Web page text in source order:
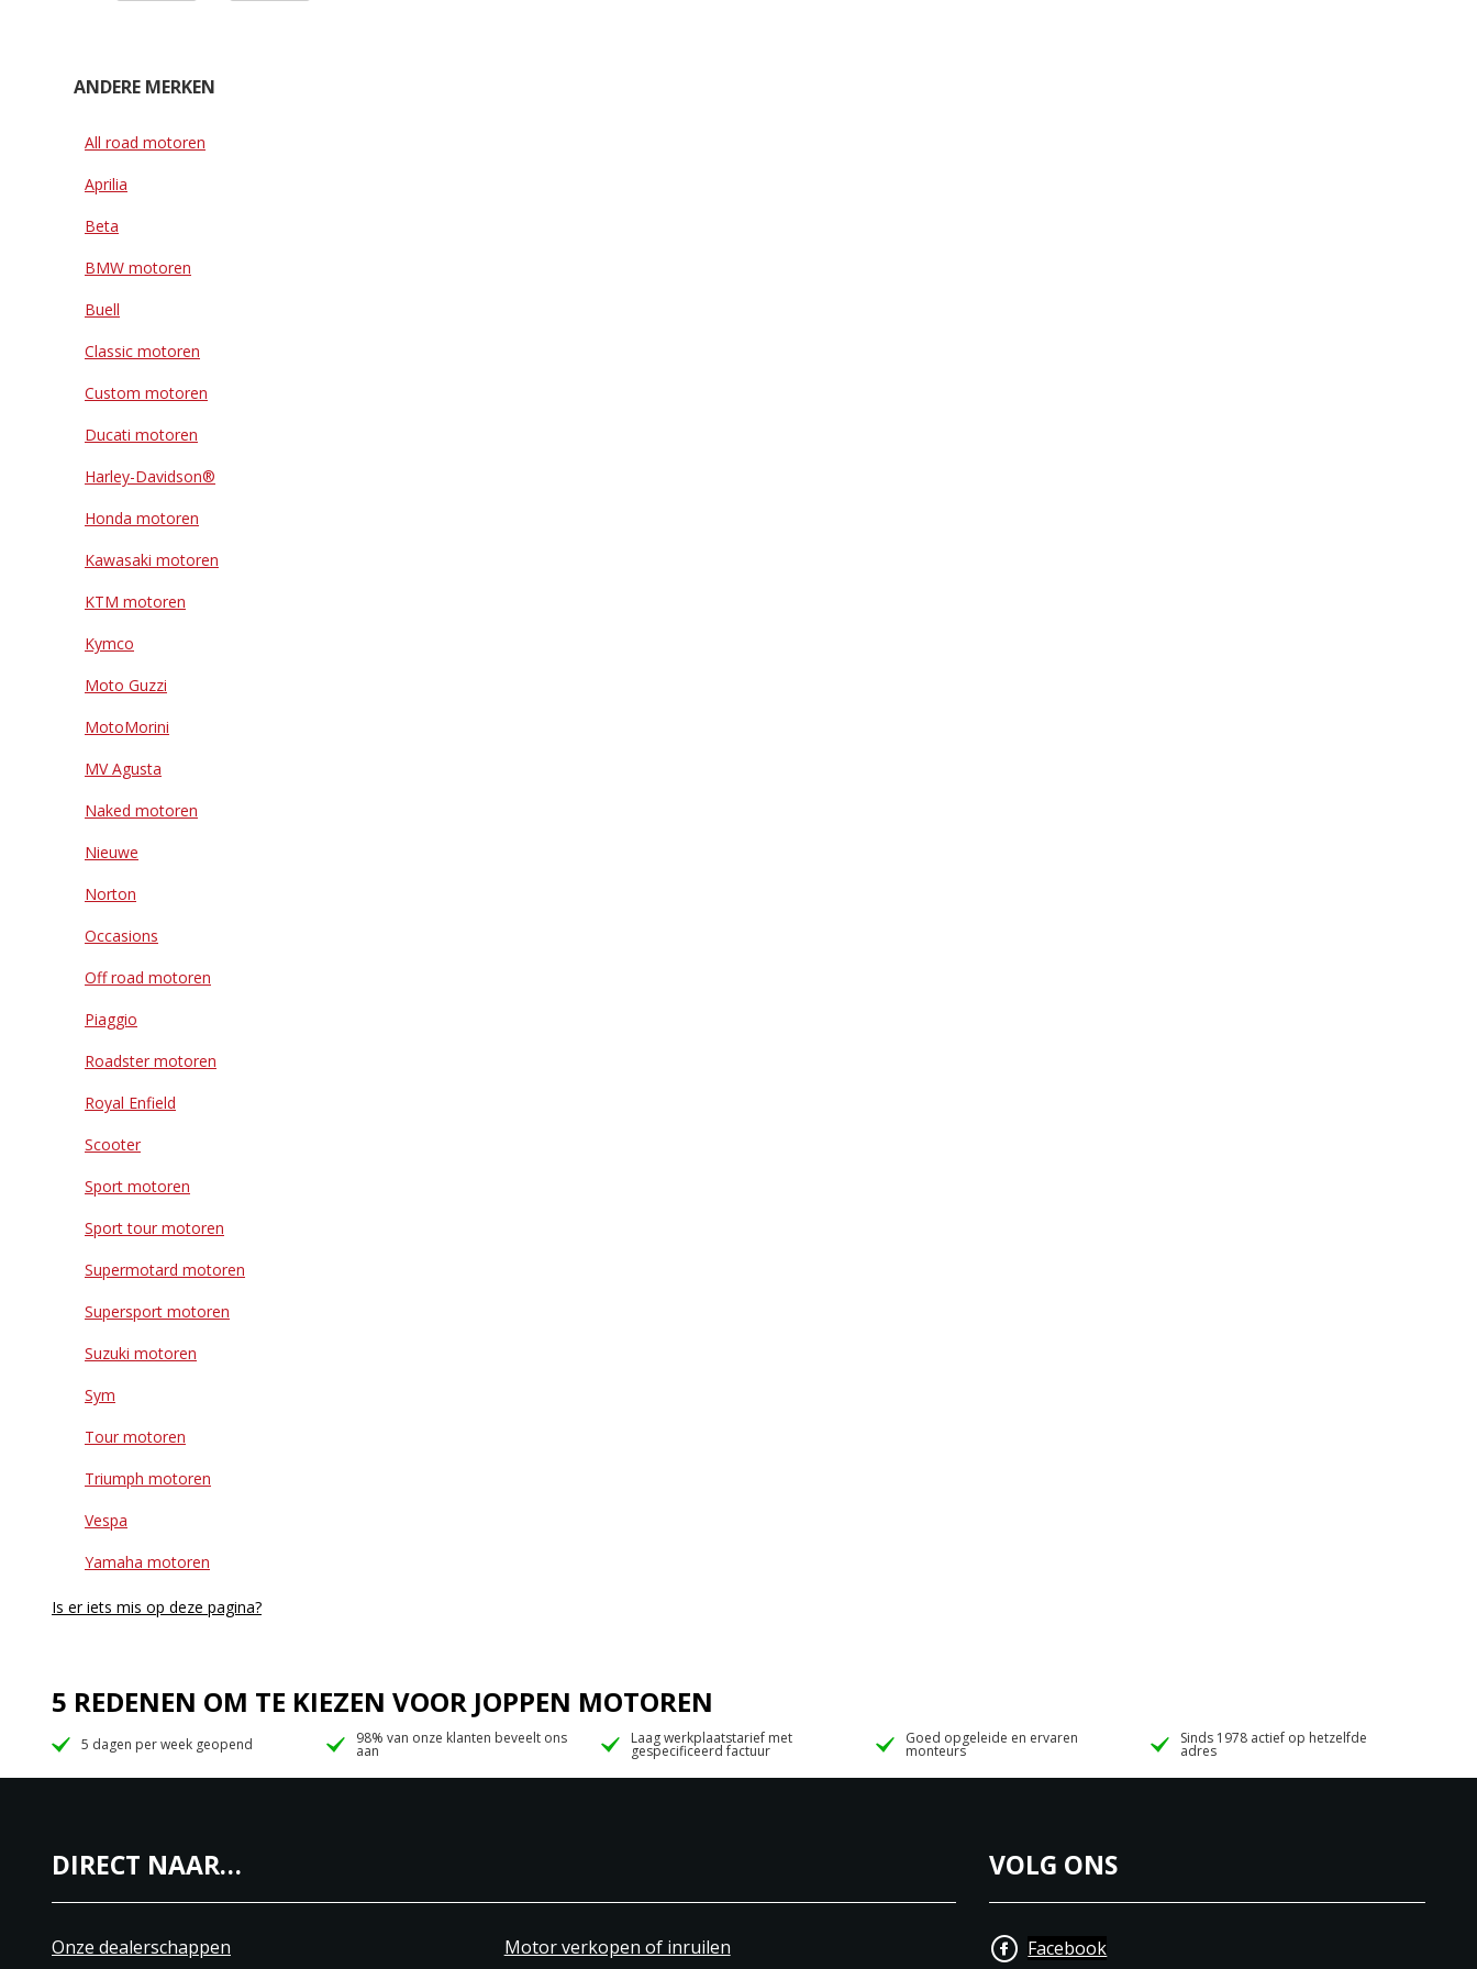
ANDERE MERKEN
All road motoren
Aprilia
Beta
BMW motoren
Buell
Classic motoren
Custom motoren
Ducati motoren
Harley-Davidson®
Honda motoren
Kawasaki motoren
KTM motoren
Kymco
Moto Guzzi
MotoMorini
MV Agusta
Naked motoren
Nieuwe
Norton
Occasions
Off road motoren
Piaggio
Roadster motoren
Royal Enfield
Scooter
Sport motoren
Sport tour motoren
Supermotard motoren
Supersport motoren
Suzuki motoren
Sym
Tour motoren
Triumph motoren
Vespa
Yamaha motoren
Is er iets mis op deze pagina?
5 REDENEN OM TE KIEZEN VOOR JOPPEN MOTOREN
5 dagen per week geopend 98% van onze klanten beveelt ons
aan
Laag werkplaatstarief met
gespecificeerd factuur
Goed opgeleide en ervaren
monteurs
Sinds 1978 actief op hetzelfde
adres
DIRECT NAAR…
Onze dealerschappen Motor verkopen of inruilen
VOLG ONS
Facebook